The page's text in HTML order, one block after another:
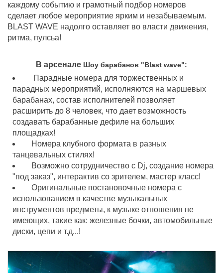
каждому событию и грамотный подбор номеров
сделает любое мероприятие ярким и незабываемым.
BLAST WAVE надолго оставляет во власти движения,
ритма, пулсьа!
В арсенале Шоу барабанов "Blast wave":
Парадные номера для торжественных и
парадных мероприятий, исполняются на маршевых
барабанах, состав исполнителей позволяет
расширить до 8 человек, что дает возможность
создавать барабанные дефиле на больших
площадках!
Номера клубного формата в разных
танцевальных стилях!
Возможно сотрудничество с Dj, создание номера
"под заказ", интерактив со зрителем, мастер класс!
Оригинальные постановочные номера с
использованием в качестве музыкальных
инструментов предметы, к музыке отношения не
имеющих, такие как: железные бочки, автомобильные
диски, цепи и т.д...!